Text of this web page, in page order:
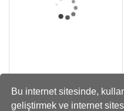
Bu internet sitesinde,
geliştirmek ve internet
Aynı Gün Tam Saat
Teslimat